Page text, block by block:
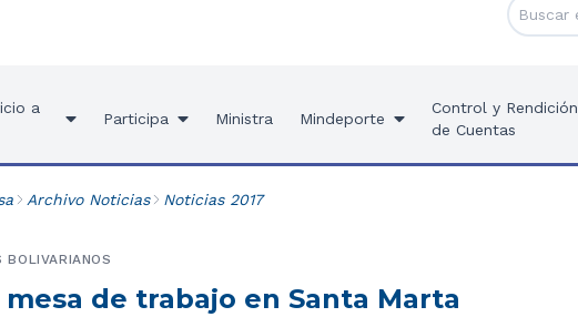
a
Participa Ministra Mindeporte
Control y Rendición
de Cuentas
Archivo Noticias Noticias 2017
mesa de trabajo en Santa Marta
BOLIVARIANOS